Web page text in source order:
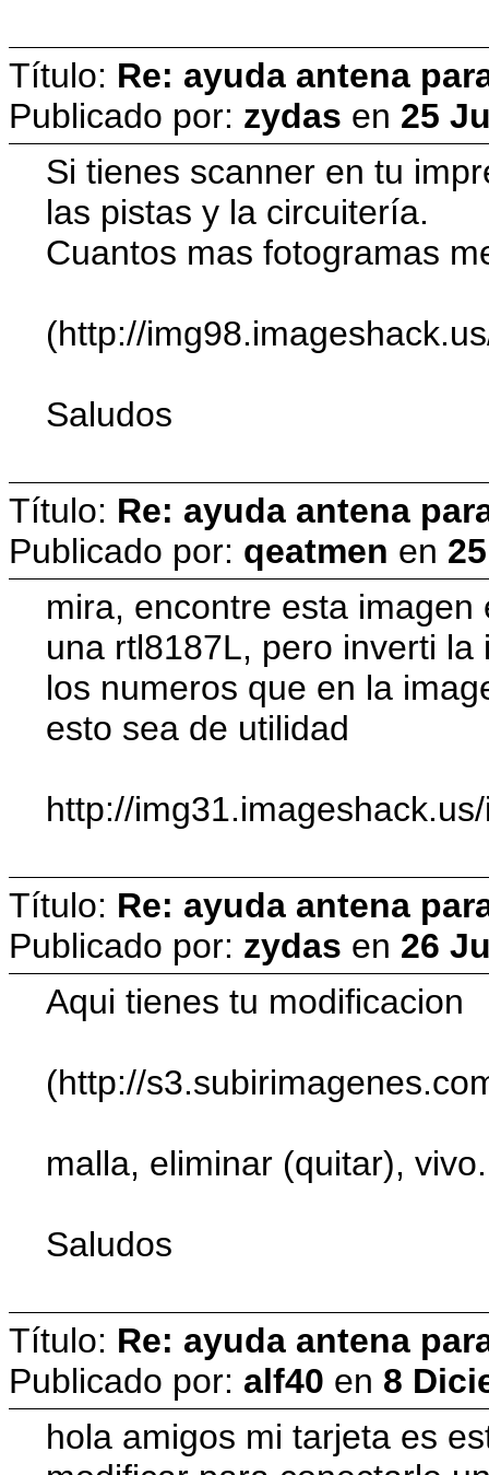
Título: Re: ayuda antena
Publicado por: zydas en 25
Si tienes scanner en tu
las pistas y la circuitería.
Cuantos mas fotogramas
(http://
Saludos
Título: Re: ayuda antena
Publicado por: qeatmen en
mira, encontre esta
una rtl8187L, pero inverti
los numeros que en la
esto sea de utilidad
http://
Título: Re: ayuda antena
Publicado por: zydas en 26
Aqui tienes tu modificacion
(http://
malla, eliminar (quitar), vivo.
Saludos
Título: Re: ayuda antena
Publicado por: alf40 en 8
hola amigos mi tarjeta es